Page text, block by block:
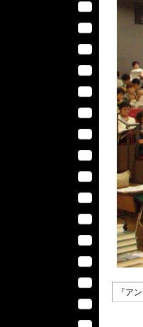
『ア